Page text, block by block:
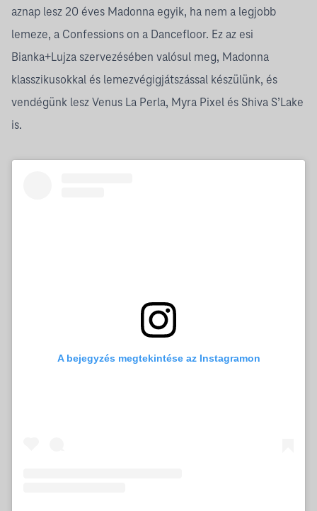
aznap lesz 20 éves Madonna egyik, ha nem a legjobb
lemeze, a Confessions on a Dancefloor. Ez az esi
Bianka+Lujza szervezésében valósul meg, Madonna
klasszikusokkal és lemezvégigjátszással készülünk, és
vendégünk lesz Venus La Perla, Myra Pixel és Shiva S’Lake
is.
A bejegyzés megtekintése az Instagramon